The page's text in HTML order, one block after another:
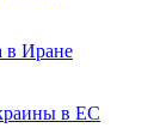
в Иране
в ЕС